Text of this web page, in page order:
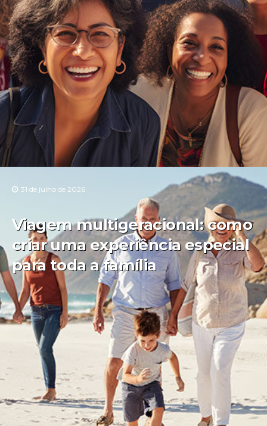
31 de julho de 2026
Viagem multigeracional: como
criar uma experiência especial
para toda a família